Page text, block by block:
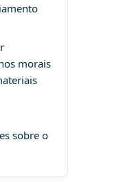
morais
sobre o